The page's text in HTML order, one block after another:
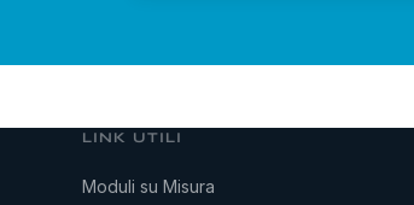
LINK UTILI
Moduli su Misura